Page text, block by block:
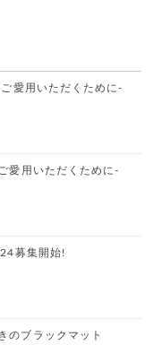
愛用いただくために-
愛用いただくために-
募集開始!
のブラックマット